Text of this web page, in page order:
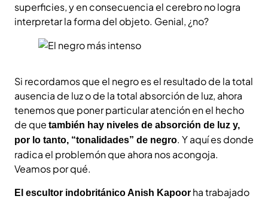
superficies, y en consecuencia el cerebro no logra
interpretar la forma del objeto. Genial, ¿no?
Si recordamos que el negro es el resultado de la total
ausencia de luz o de la total absorción de luz, ahora
tenemos que poner particular atención en el hecho
de que también hay niveles de absorción de luz y,
por lo tanto, “tonalidades” de negro. Y aquí es donde
radica el problemón que ahora nos acongoja.
Veamos por qué.
El escultor indobritánico Anish Kapoor ha trabajado